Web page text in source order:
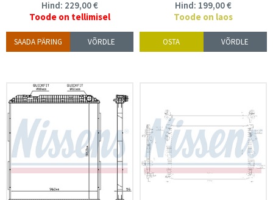
Hind: 229,00€
Toode on tellimisel
SAADA PÄRING VÕRDLE
Hind: 199,00€
Toode on laos
OSTA VÕRDLE